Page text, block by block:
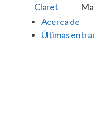
Claret
Acerca de
Últimas